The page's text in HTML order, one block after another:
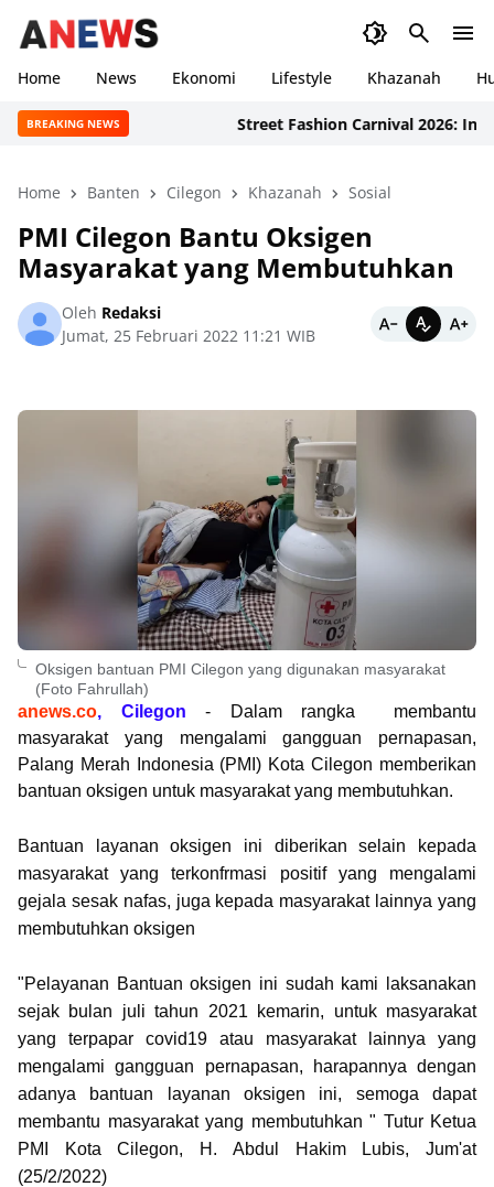
Home News Ekonomi Lifestyle Khazanah
BREAKING NEWS Street Fashion Carnival 2026: Inovasi
Home Banten Cilegon Khazanah Sosial
PMI Cilegon Bantu Oksigen
Masyarakat yang Membutuhkan
Oleh Redaksi
Jumat, 25 Februari 2022 11:21 WIB
Oksigen bantuan PMI Cilegon yang digunakan masyarakat
(Foto Fahrullah)
anews.co, Cilegon - Dalam rangka membantu
masyarakat yang mengalami gangguan pernapasan,
Palang Merah Indonesia (PMI) Kota Cilegon memberikan
bantuan oksigen untuk masyarakat yang membutuhkan.
Bantuan layanan oksigen ini diberikan selain kepada
masyarakat yang terkonfrmasi positif yang mengalami
gejala sesak nafas, juga kepada masyarakat lainnya yang
membutuhkan oksigen
"Pelayanan Bantuan oksigen ini sudah kami laksanakan
sejak bulan juli tahun 2021 kemarin, untuk masyarakat
yang terpapar covid19 atau masyarakat lainnya yang
mengalami gangguan pernapasan, harapannya dengan
adanya bantuan layanan oksigen ini, semoga dapat
membantu masyarakat yang membutuhkan " Tutur Ketua
PMI Kota Cilegon, H. Abdul Hakim Lubis, Jum'at
(25/2/2022)